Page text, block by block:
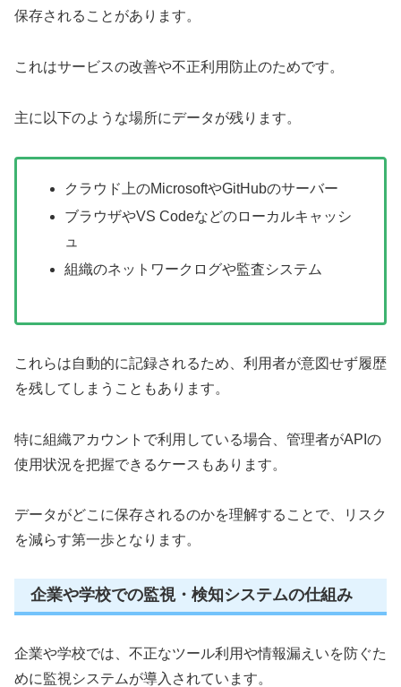
保存されることがあります。
これはサービスの改善や不正利用防止のためです。
主に以下のような場所にデータが残ります。
クラウド上のMicrosoftやGitHubのサーバー
ブラウザやVS Codeなどのローカルキャッシ
ュ
組織のネットワークログや監査システム
これらは自動的に記録されるため、利用者が意図せず履歴
を残してしまうこともあります。
特に組織アカウントで利用している場合、管理者がAPIの
使用状況を把握できるケースもあります。
データがどこに保存されるのかを理解することで、リスク
を減らす第一歩となります。
企業や学校での監視・検知システムの仕組み
企業や学校では、不正なツール利用や情報漏えいを防ぐた
めに監視システムが導入されています。